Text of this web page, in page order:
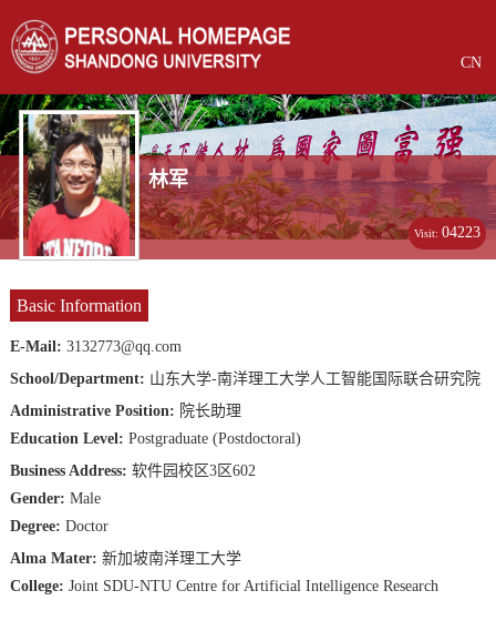
CN
林军
Visit:04223
Basic Information
E-Mail: 3132773@qq.com
School/Department: 山东大学-南洋理工大学人工智能国际联合研究院
Administrative Position: 院长助理
Education Level: Postgraduate (Postdoctoral)
Business Address: 软件园校区3区602
Gender: Male
Degree: Doctor
Alma Mater: 新加坡南洋理工大学
College: Joint SDU-NTU Centre for Artificial Intelligence Research